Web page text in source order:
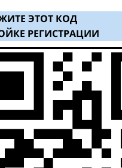
ЭТОТ КОД
РЕГИСТРАЦИИ